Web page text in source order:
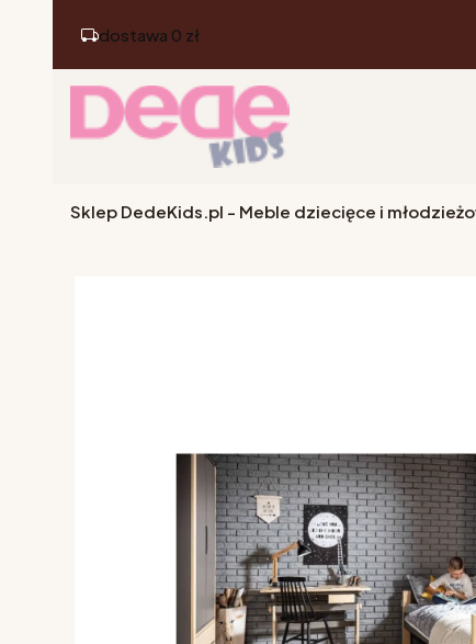
dostawa 0 zł
Sklep DedeKids.pl - Meble dziecięce i